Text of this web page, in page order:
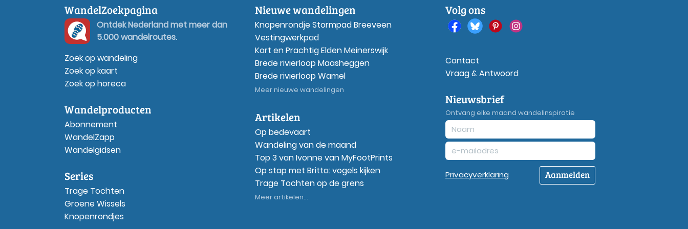
WandelZoekpagina
Ontdek Nederland met meer dan
5.000 wandelroutes.
Zoek op wandeling
Zoek op kaart
Zoek op horeca
Wandelproducten
Abonnement
WandelZapp
Wandelgidsen
Series
Trage Tochten
Groene Wissels
Knopenrondjes
Nieuwe wandelingen
Knopenrondje Stormpad Breeveen
Vestingwerkpad
Kort en Prachtig Elden Meinerswijk
Brede rivierloop Maasheggen
Brede rivierloop Wamel
Meer nieuwe wandelingen
Artikelen
Op bedevaart
Wandeling van de maand
Top 3 van Ivonne van MyFootPrints
Op stap met Britta: vogels kijken
Trage Tochten op de grens
Meer artikelen...
Volg ons
Contact
Vraag & Antwoord
Nieuwsbrief
Ontvang elke maand wandelinspiratie
Privacyverklaring Aanmelden